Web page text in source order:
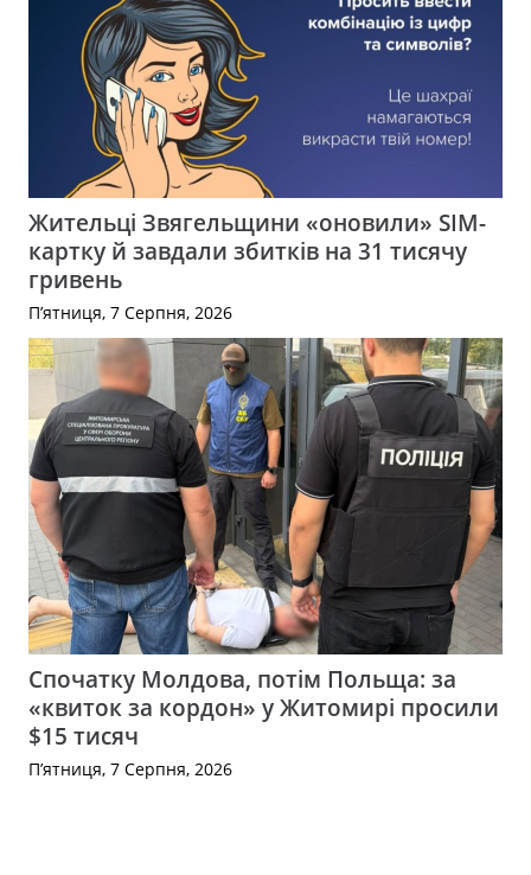
Жительці Звягельщини «оновили» SIM-
картку й завдали збитків на 31 тисячу
гривень
П’ятниця, 7 Серпня, 2026
Спочатку Молдова, потім Польща: за
«квиток за кордон» у Житомирі просили
$15 тисяч
П’ятниця, 7 Серпня, 2026